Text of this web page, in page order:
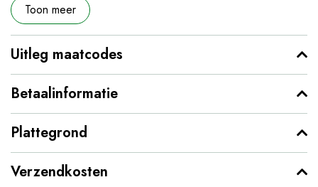
Toon meer
Uitleg maatcodes
Betaalinformatie
Plattegrond
Verzendkosten